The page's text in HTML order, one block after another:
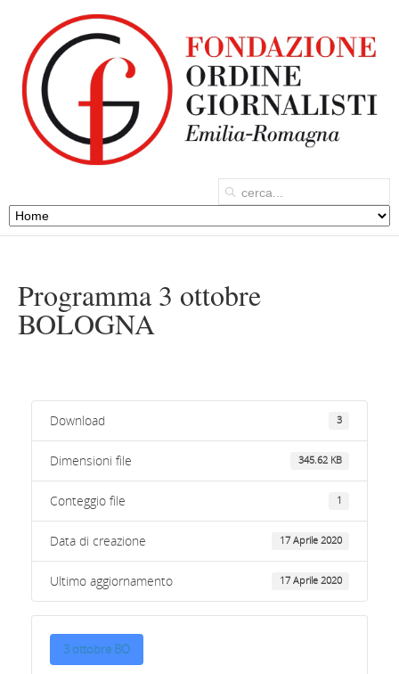
Programma 3 ottobre
BOLOGNA
Download 3
Dimensioni file 345.62 KB
Conteggio file 1
Data di creazione 17 Aprile 2020
Ultimo aggiornamento 17 Aprile 2020
3 ottobre BO